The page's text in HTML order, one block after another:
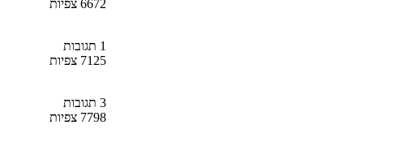
6672 צפיות
1 תגובות
7125 צפיות
3 תגובות
7798 צפיות